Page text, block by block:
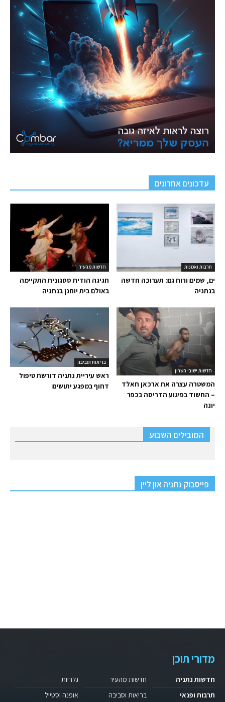
עדכונים אחרונים
חדשות מהעיר
חגיגה הודית ססגונית התקיימה
באולם בית יוחנן בנתניה
תרבות ואמנות
ים, שמים ורוח גם: תערוכה חדשה
בנתניה
בריאות וסביבה
ראש עיריית נתניה דורשת טיפול
דחוף במפגע יתושים
חדשות ישובי השרון
המשטרה עצרה את ארכאן חאלד
– החשוד בפיגוע הדריסה בכפר
יונה
המובילים השבוע
פייסבוק נתניה און ליין
מדורי תוכן
חדשות נתניה
תרבות ופנאי
חדשות מהעיר
בריאות וסביבה
גלריות
אופנה וסטייל